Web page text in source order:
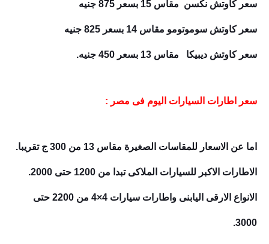
سعر كاوتش نكسن مقاس 15 بسعر 875 جنيه
سعر كاوتش سوموتومو مقاس 14 بسعر 825 جنيه
سعر كاوتش ديبيكا مقاس 13 بسعر 450 جنيه.
سعر اطارات السيارات اليوم فى مصر :
اما عن الاسعار للمقاسات الصغيرة مقاس 13 من 300 ج تقريبا.
الاطارات الاكبر للسيارات الملاكى تبدا من 1200 حتى 2000.
الانواع الارقى اليابنى واطارات سيارات 4×4 من 2200 حتى
3000.